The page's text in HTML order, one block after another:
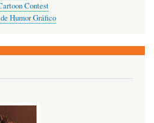
Contest
Humor Gráfico